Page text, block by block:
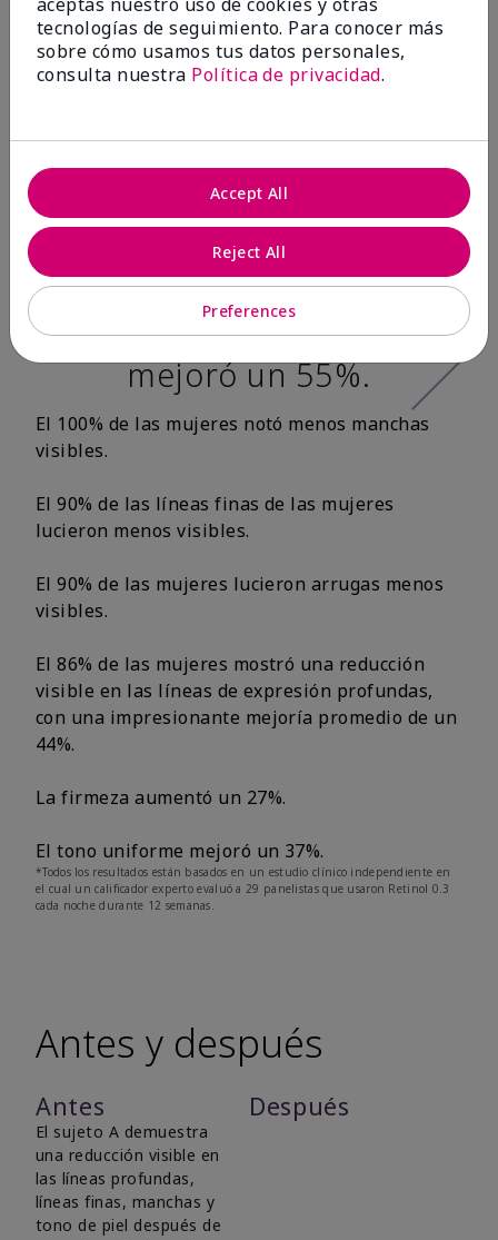
Después de 12
100% de las
mujeres tuvo una
apariencia más
tersa en la textura
de la piel y la
suavidad de la piel
mejoró un 55%.
El 100% de las mujeres notó menos manchas
visibles.
El 90% de las líneas finas de las mujeres
lucieron menos visibles.
El 90% de las mujeres lucieron arrugas menos
visibles.
El 86% de las mujeres mostró una reducción
visible en las líneas de expresión profundas,
con una impresionante mejoría promedio de un
44%.
La firmeza aumentó un 27%.
El tono uniforme mejoró un 37%.
*Todos los resultados están basados en un estudio clínico independiente en
el cual un calificador experto evaluó a 29 panelistas que usaron Retinol 0.3
cada noche durante 12 semanas.
Antes y después
Antes Después
El sujeto A demuestra
una reducción visible en
las líneas profundas,
líneas finas, manchas y
tono de piel después de
tecnologías de seguimiento. Para conocer más
sobre cómo usamos tus datos personales,
consulta nuestra Política de privacidad.
Preferences
Reject All
Accept All